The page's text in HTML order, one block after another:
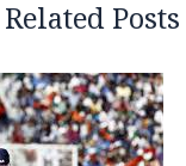
Related Posts